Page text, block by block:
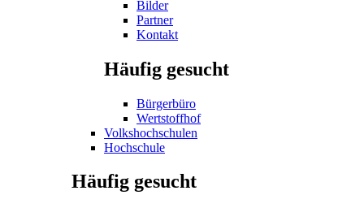
Bilder
Partner
Kontakt
Häufig gesucht
Bürgerbüro
Wertstoffhof
Volkshochschulen
Hochschule
Häufig gesucht